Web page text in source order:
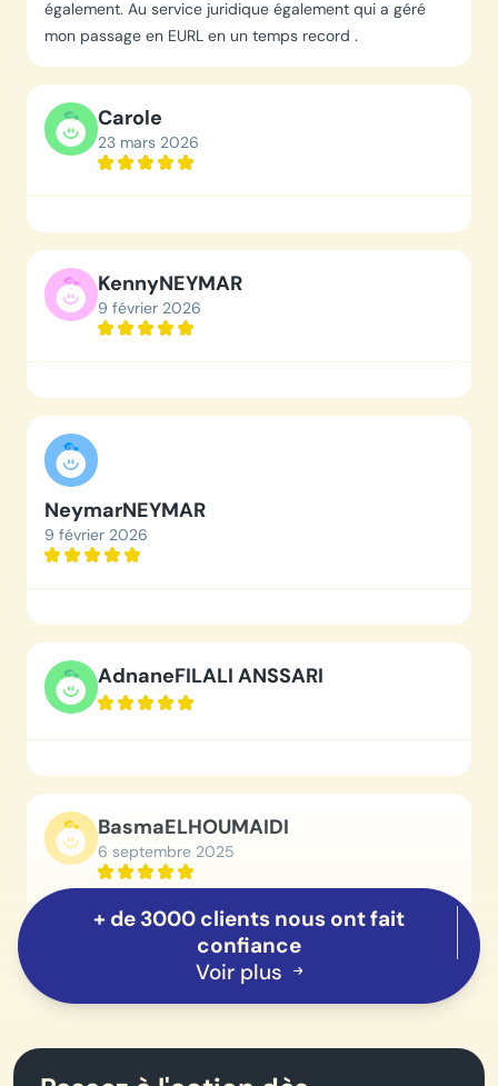
également. Au service juridique également qui a géré
mon passage en EURL en un temps record .
Carole
23 mars 2026
KennyNEYMAR
9 février 2026
NeymarNEYMAR
9 février 2026
AdnaneFILALI ANSSARI
BasmaELHOUMAIDI
6 septembre 2025
Je recommande ce cabinet comptable pour les
entrepreneurs qui veulent créer leur société et gérer la
comptabilité de leur société
+ de 3000 clients nous ont fait
confiance
Voir plus